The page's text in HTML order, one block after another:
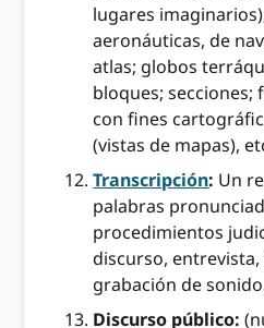
lugares
aeronáuticas, de
atlas; globos
bloques; secciones;
con fines
(vistas de mapas),
Transcripción: Un
palabras
procedimientos
discurso,
grabación de
Discurso público: